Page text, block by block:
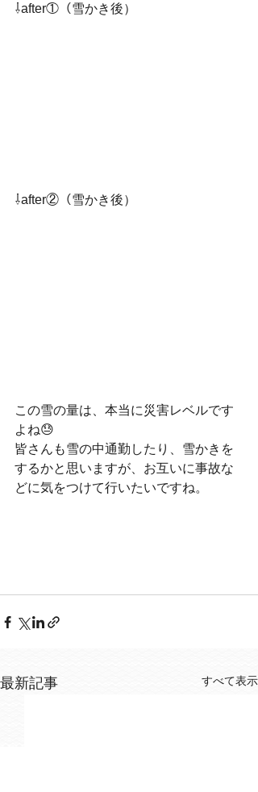
⇩after①（雪かき後）
⇩after②（雪かき後）
この雪の量は、本当に災害レベルです
よね😓
皆さんも雪の中通勤したり、雪かきを
するかと思いますが、お互いに事故な
どに気をつけて行いたいですね。
最新記事 すべて表示